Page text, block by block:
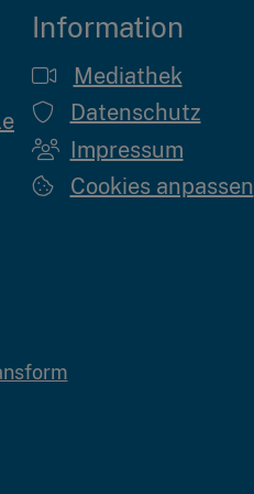
Information
Mediathek
Datenschutz
Impressum
Cookies anpassen